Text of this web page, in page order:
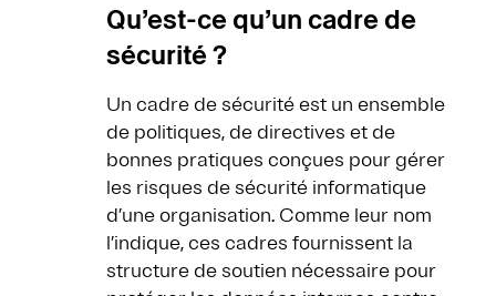
Qu’est-ce qu’un cadre de
sécurité ?
Un cadre de sécurité est un ensemble
de politiques, de directives et de
bonnes pratiques conçues pour gérer
les risques de sécurité informatique
d’une organisation. Comme leur nom
l’indique, ces cadres fournissent la
structure de soutien nécessaire pour